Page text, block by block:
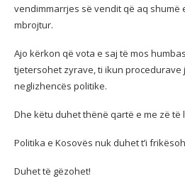
vendimmarrjes së vendit që aq shumë
mbrojtur.
Ajo kërkon që vota e saj të mos
tjetersohet zyrave, ti ikun procedurave
neglizhencës politike.
Dhe këtu duhet thënë qartë e me zë të
Politika e Kosovës nuk duhet t’i
Duhet të gëzohet!